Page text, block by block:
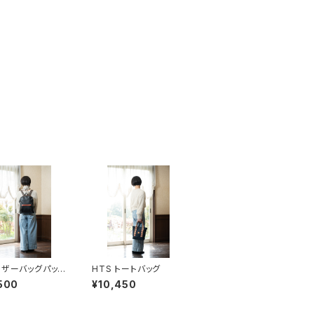
ーバッグパッ
HTS トートバッグ
¥10,450